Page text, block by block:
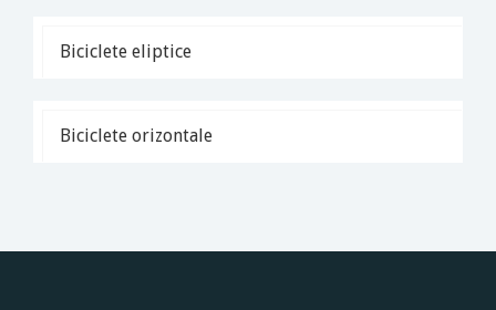
Biciclete eliptice
Biciclete orizontale